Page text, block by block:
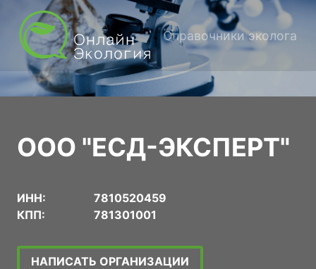
Справочники эколога
ООО "ЕСД-ЭКСПЕРТ"
ИНН:
7810520459
КПП:
781301001
НАПИСАТЬ ОРГАНИЗАЦИИ